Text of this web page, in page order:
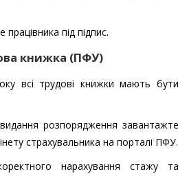
під підпис.
книжка (ПФУ)
всі трудові книжки мають бути
розпорядження завантажте
страхувальника на порталі ПФУ.
нарахування стажу та